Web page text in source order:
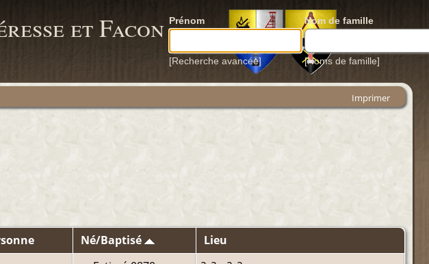
et Facon Prénom Nom de famille
[Recherche avancée] [Noms de famille]
Imprimer
Né/Baptisé
Lieu